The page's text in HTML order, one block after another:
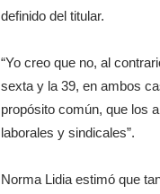
definido del titular.
“Yo creo que no, al
sexta y la 39, en ambos
propósito común, que los
laborales y sindicales”.
Norma Lidia estimó que